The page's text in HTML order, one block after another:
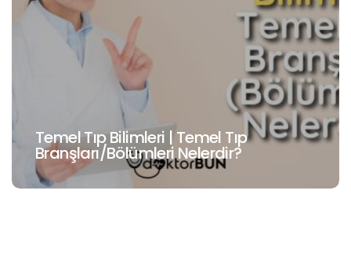
Cerrahi Tıp Bilimleri | Cerrahi
Branşları/Bölümleri Nelerdir?